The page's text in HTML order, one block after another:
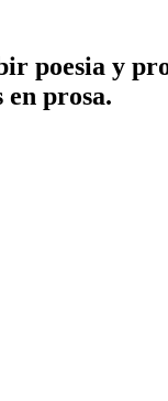
poesia y
prosa.